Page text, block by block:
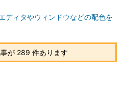
ディタやウィンドウなどの配色を
が 289 件あります